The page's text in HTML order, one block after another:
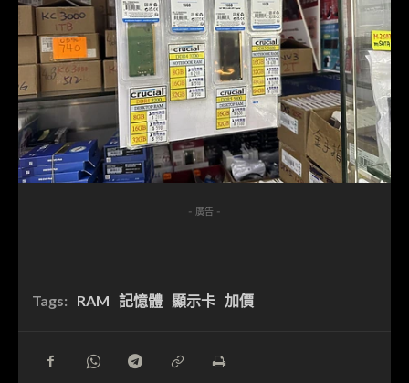
- 廣告 -
Tags: RAM 記憶體 顯示卡 加價